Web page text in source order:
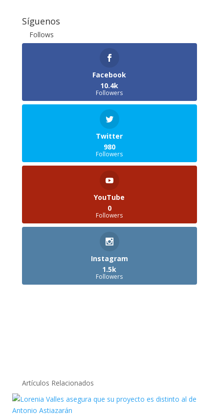
Síguenos
Follows
Facebook
10.4k
Followers
Twitter
980
Followers
YouTube
0
Followers
Instagram
1.5k
Followers
Artículos Relacionados